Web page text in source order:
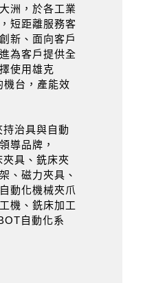
洲，於各工業
短距離服務客
新、面向客戶
為客戶提供全
使用雄克
機台，產能效
治具與自動
導品牌，
具、銑床夾
、磁力夾具、
動化機械夾爪
機、銑床加工
自動化系